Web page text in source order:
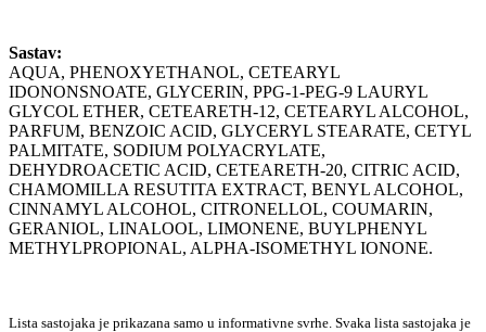
Sastav:
AQUA, PHENOXYETHANOL, CETEARYL
IDONONSNOATE, GLYCERIN, PPG-1-PEG-9 LAURYL
GLYCOL ETHER, CETEARETH-12, CETEARYL ALCOHOL,
PARFUM, BENZOIC ACID, GLYCERYL STEARATE, CETYL
PALMITATE, SODIUM POLYACRYLATE,
DEHYDROACETIC ACID, CETEARETH-20, CITRIC ACID,
CHAMOMILLA RESUTITA EXTRACT, BENYL ALCOHOL,
CINNAMYL ALCOHOL, CITRONELLOL, COUMARIN,
GERANIOL, LINALOOL, LIMONENE, BUYLPHENYL
METHYLPROPIONAL, ALPHA-ISOMETHYL IONONE.
Lista sastojaka je prikazana samo u informativne svrhe. Svaka lista sastojaka je